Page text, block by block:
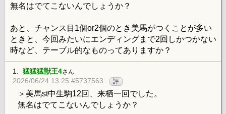
無名はでてこないんでしょうか？
あと、チャンス目1個or2個のとき美馬がつくことが多い
ときと、今回みたいにエンディングまで2回しかつかない
時など、テーブル的なものってありますか？
1. 猛猛猛獣王4さん
2026/06/24 13:25 #5737563 評
＞美馬st中生駒12回、来栖一回でした。
無名はでてこないんでしょうか？